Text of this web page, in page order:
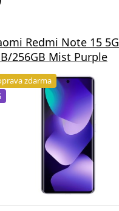
Redmi Note 15 5G
256GB Mist Purple
zdarma